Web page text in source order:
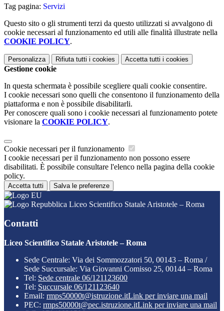
Tag pagina: Servizi
Questo sito o gli strumenti terzi da questo utilizzati si avvalgono di
cookie necessari al funzionamento ed utili alle finalità illustrate nella
COOKIE POLICY.
Personalizza Rifiuta tutti i cookies Accetta tutti i cookies
Gestione cookie
In questa schermata è possibile scegliere quali cookie consentire.
I cookie necessari sono quelli che consentono il funzionamento della
piattaforma e non è possibile disabilitarli.
Per conoscere quali sono i cookie necessari al funzionamento potete
visionare la COOKIE POLICY.
Cookie necessari per il funzionamento
I cookie necessari per il funzionamento non possono essere
disabilitati. È possibile consultare l'elenco nella pagina della cookie
policy.
Accetta tutti Salva le preferenze
Liceo Scientifico Statale Aristotele – Roma
Contatti
Liceo Scientifico Statale Aristotele – Roma
Sede Centrale: Via dei Sommozzatori 50, 00143 – Roma /
Sede Succursale: Via Giovanni Comisso 25, 00144 – Roma
Tel: Sede centrale 06/121123600
Tel: Succursale 06/121123640
Email: rmps50000t@istruzione.itLink per inviare una mail
PEC: rmps50000t@pec.istruzione.itLink per inviare una mail